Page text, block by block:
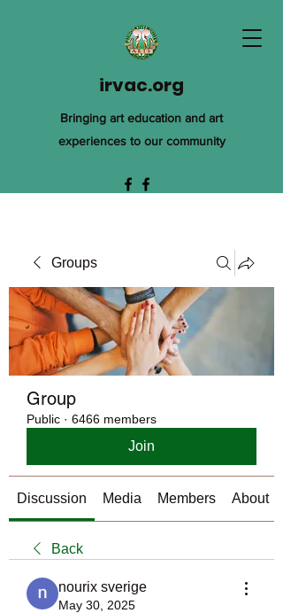
irvac.org
Bringing art education and art
experiences to our community
Groups
Group
Public · 6466 members
Join
Discussion Media Members About
Back
nourix sverige
May 30, 2025